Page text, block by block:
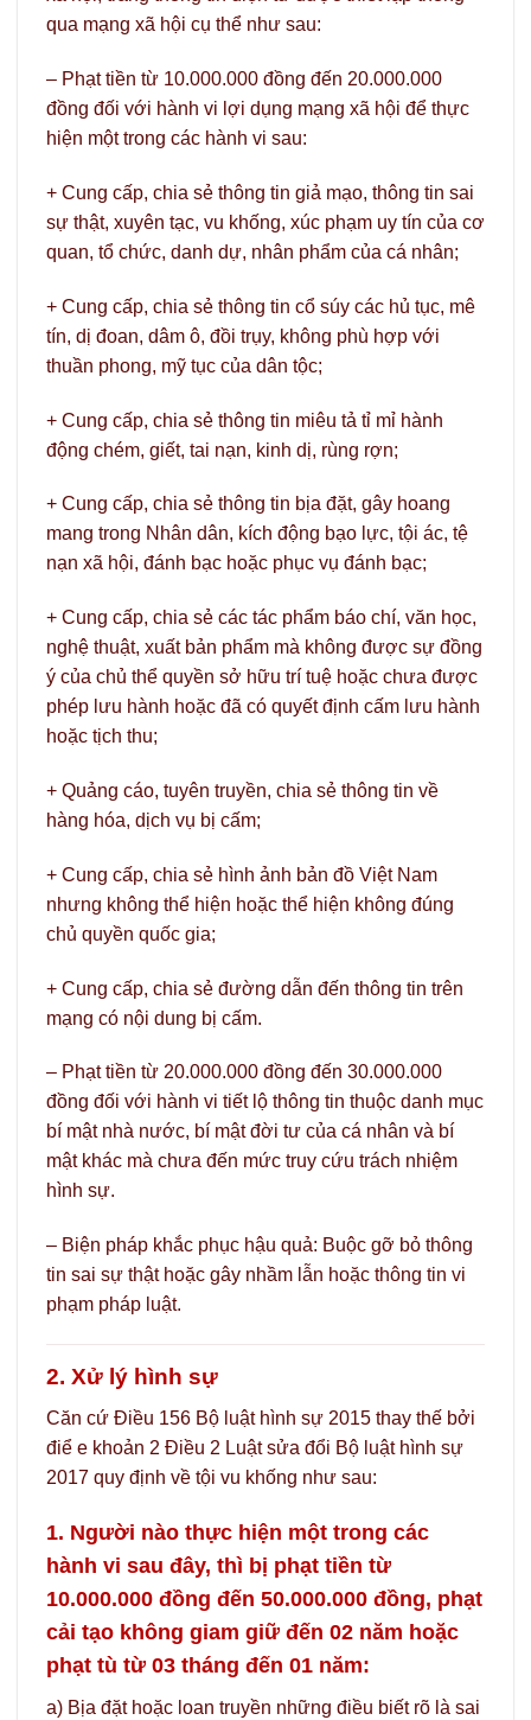
qua mạng xã hội cụ thể như sau:
– Phạt tiền từ 10.000.000 đồng đến 20.000.000
đồng đối với hành vi lợi dụng mạng xã hội để thực
hiện một trong các hành vi sau:
+ Cung cấp, chia sẻ thông tin giả mạo, thông tin sai
sự thật, xuyên tạc, vu khống, xúc phạm uy tín của cơ
quan, tổ chức, danh dự, nhân phẩm của cá nhân;
+ Cung cấp, chia sẻ thông tin cổ súy các hủ tục, mê
tín, dị đoan, dâm ô, đồi trụy, không phù hợp với
thuần phong, mỹ tục của dân tộc;
+ Cung cấp, chia sẻ thông tin miêu tả tỉ mỉ hành
động chém, giết, tai nạn, kinh dị, rùng rợn;
+ Cung cấp, chia sẻ thông tin bịa đặt, gây hoang
mang trong Nhân dân, kích động bạo lực, tội ác, tệ
nạn xã hội, đánh bạc hoặc phục vụ đánh bạc;
+ Cung cấp, chia sẻ các tác phẩm báo chí, văn học,
nghệ thuật, xuất bản phẩm mà không được sự đồng
ý của chủ thể quyền sở hữu trí tuệ hoặc chưa được
phép lưu hành hoặc đã có quyết định cấm lưu hành
hoặc tịch thu;
+ Quảng cáo, tuyên truyền, chia sẻ thông tin về
hàng hóa, dịch vụ bị cấm;
+ Cung cấp, chia sẻ hình ảnh bản đồ Việt Nam
nhưng không thể hiện hoặc thể hiện không đúng
chủ quyền quốc gia;
+ Cung cấp, chia sẻ đường dẫn đến thông tin trên
mạng có nội dung bị cấm.
– Phạt tiền từ 20.000.000 đồng đến 30.000.000
đồng đối với hành vi tiết lộ thông tin thuộc danh mục
bí mật nhà nước, bí mật đời tư của cá nhân và bí
mật khác mà chưa đến mức truy cứu trách nhiệm
hình sự.
– Biện pháp khắc phục hậu quả: Buộc gỡ bỏ thông
tin sai sự thật hoặc gây nhầm lẫn hoặc thông tin vi
phạm pháp luật.
2. Xử lý hình sự
Căn cứ Điều 156 Bộ luật hình sự 2015 thay thế bởi
điể e khoản 2 Điều 2 Luật sửa đổi Bộ luật hình sự
2017 quy định về tội vu khống như sau:
1. Người nào thực hiện một trong các
hành vi sau đây, thì bị phạt tiền từ
10.000.000 đồng đến 50.000.000 đồng, phạt
cải tạo không giam giữ đến 02 năm hoặc
phạt tù từ 03 tháng đến 01 năm:
a) Bịa đặt hoặc loan truyền những điều biết rõ là sai